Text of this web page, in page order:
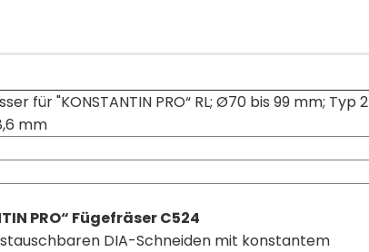
für "KONSTANTIN PRO“ RL; Ø70 bis 99 mm; Typ 2
mm
PRO“ Fügefräser C524
DIA-Schneiden mit konstantem